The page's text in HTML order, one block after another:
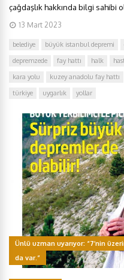
çağdaşlık hakkında bilgi sahibi
13 Mart 2023
belediye büyük istanbul depremi
depremzede
fay hattı halk
kara yolu
kuzey anadolu fay hattı
türkiye
uygarlık yollar
Ünlü uzman uyarıyor: “7’nin
da var.”